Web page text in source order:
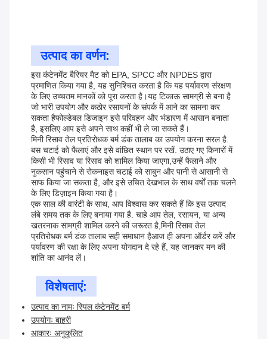
उत्पाद का वर्णन:
इस कंटेनमेंट बैरियर मैट को EPA, SPCC और NPDES द्वारा
प्रमाणित किया गया है, यह सुनिश्चित करता है कि यह पर्यावरण संरक्षण
के लिए उच्चतम मानकों को पूरा करता है।यह टिकाऊ सामग्री से बना है
जो भारी उपयोग और कठोर रसायनों के संपर्क में आने का सामना कर
सकता हैफोल्डेबल डिजाइन इसे परिवहन और भंडारण में आसान बनाता
है, इसलिए आप इसे अपने साथ कहीं भी ले जा सकते हैं।
मिनी रिसाव तेल प्रतिरोधक बर्म डंक तालाब का उपयोग करना सरल है.
बस चटाई को फैलाएं और इसे वांछित स्थान पर रखें. उठाए गए किनारों में
किसी भी रिसाव या रिसाव को शामिल किया जाएगा,उन्हें फैलाने और
नुकसान पहुंचाने से रोकनाइस चटाई को साबुन और पानी से आसानी से
साफ किया जा सकता है, और इसे उचित देखभाल के साथ वर्षों तक चलने
के लिए डिज़ाइन किया गया है।
एक साल की वारंटी के साथ, आप विश्वास कर सकते हैं कि इस उत्पाद
लंबे समय तक के लिए बनाया गया है. चाहे आप तेल, रसायन, या अन्य
खतरनाक सामग्री शामिल करने की जरूरत है,मिनी रिसाव तेल
प्रतिरोधक बर्म डंक तालाब सही समाधान हैआज ही अपना ऑर्डर करें और
पर्यावरण की रक्षा के लिए अपना योगदान दे रहे हैं, यह जानकर मन की
शांति का आनंद लें।
विशेषताएं:
उत्पाद का नामः स्पिल कंटेनमेंट बर्म
उपयोगः बाहरी
आकारः अनुकूलित